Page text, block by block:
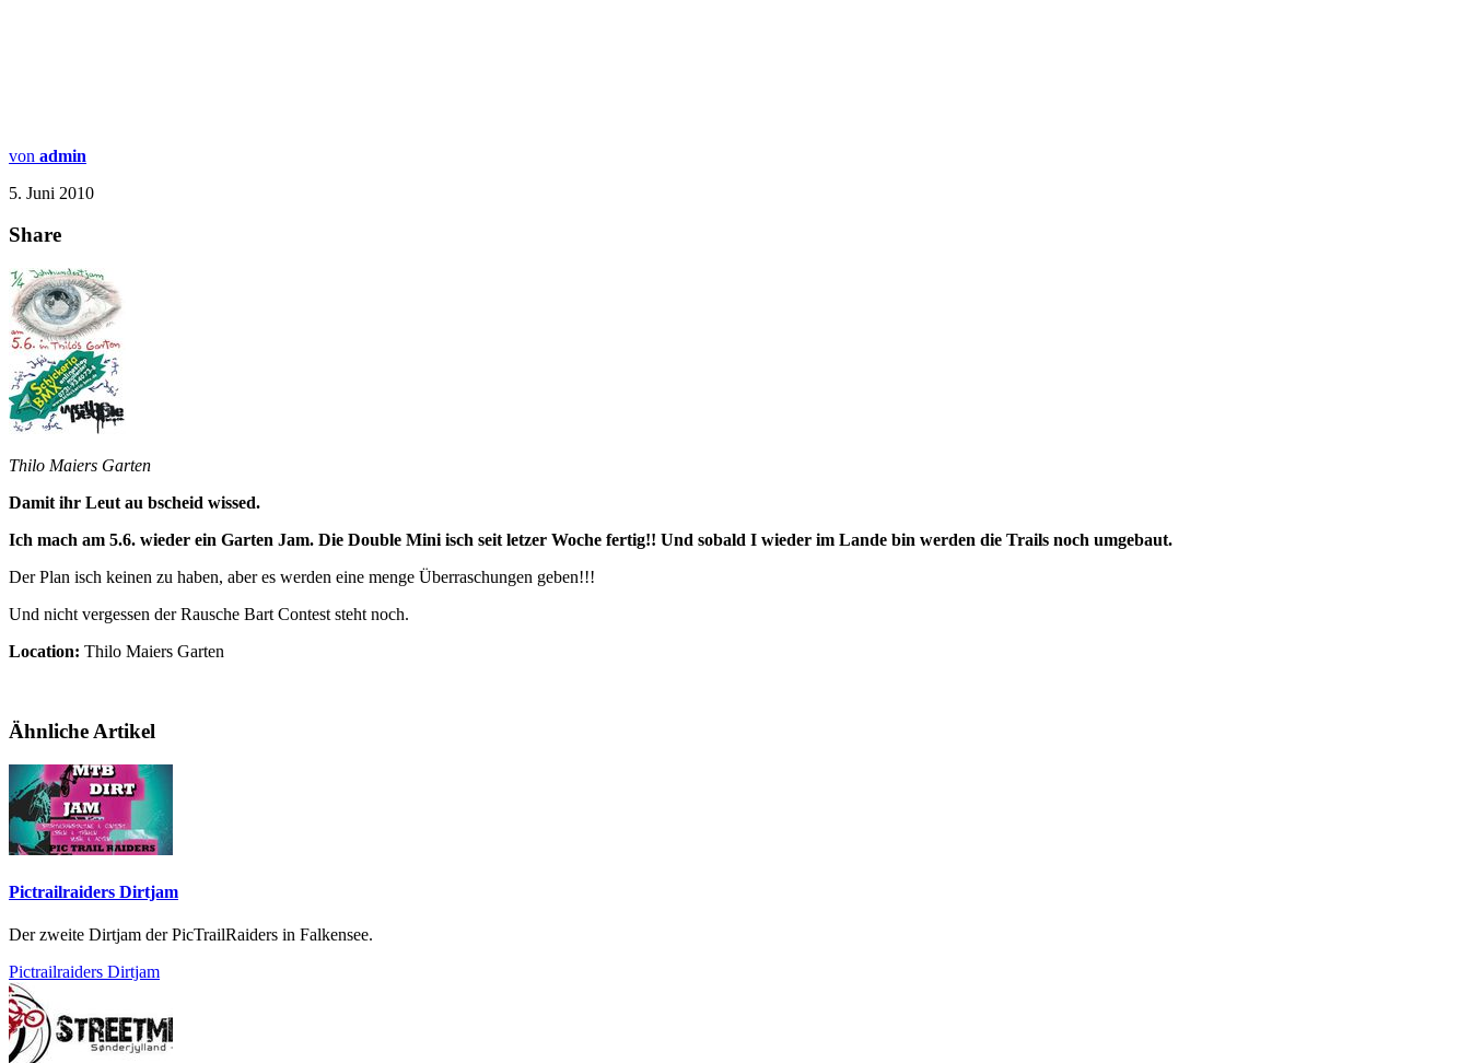
von admin
5. Juni 2010
Share
Thilo Maiers Garten
Damit ihr Leut au bscheid wissed.
Ich mach am 5.6. wieder ein Garten Jam. Die Double Mini isch seit letzer Woche fertig!! Und sobald I wieder im Lande bin werden die Trails noch umgebaut.
Der Plan isch keinen zu haben, aber es werden eine menge Überraschungen geben!!!
Und nicht vergessen der Rausche Bart Contest steht noch.
Location: Thilo Maiers Garten
Ähnliche Artikel
Pictrailraiders Dirtjam
Der zweite Dirtjam der PicTrailRaiders in Falkensee.
Pictrailraiders Dirtjam